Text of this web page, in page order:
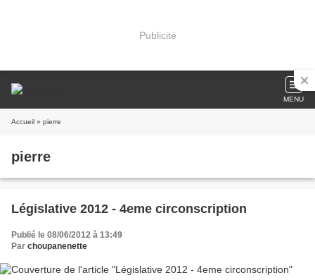
Publicité
MENU
Accueil » pierre
pierre
Législative 2012 - 4eme circonscription
Publié le 08/06/2012 à 13:49
Par choupanenette